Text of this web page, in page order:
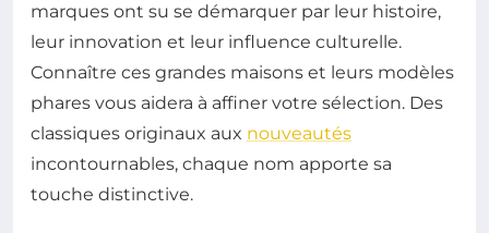
marques ont su se démarquer par leur histoire,
leur innovation et leur influence culturelle.
Connaître ces grandes maisons et leurs modèles
phares vous aidera à affiner votre sélection. Des
classiques originaux aux nouveautés
incontournables, chaque nom apporte sa
touche distinctive.